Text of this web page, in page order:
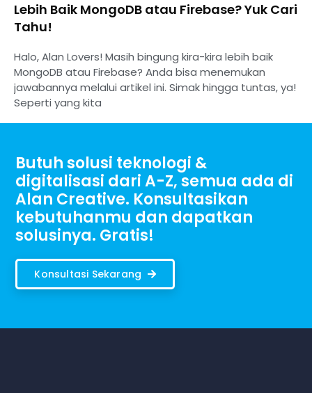
Lebih Baik MongoDB atau Firebase? Yuk Cari
Tahu!
Halo, Alan Lovers! Masih bingung kira-kira lebih baik
MongoDB atau Firebase? Anda bisa menemukan
jawabannya melalui artikel ini. Simak hingga tuntas, ya!
Seperti yang kita
Butuh solusi teknologi &
digitalisasi dari A-Z, semua ada di
Alan Creative. Konsultasikan
kebutuhanmu dan dapatkan
solusinya. Gratis!
Konsultasi Sekarang